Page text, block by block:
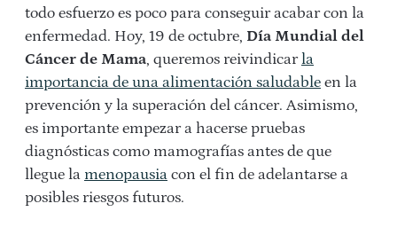
todo esfuerzo es poco para conseguir acabar con la
enfermedad. Hoy, 19 de octubre, Día Mundial del
Cáncer de Mama, queremos reivindicarla
importancia de una alimentación saludable en la
prevención y la superación del cáncer. Asimismo,
es importante empezar a hacerse pruebas
diagnósticas como mamografías antes de que
llegue la menopausia con el fin de adelantarse a
posibles riesgos futuros.